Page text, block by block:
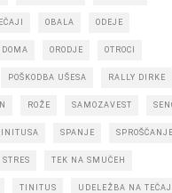
OBALA ODEJE
DOMA ORODJE OTROCI
POŠKODBA UŠESA RALLY DIRKE
ROŽE SAMOZAVEST
SPANJE SPROŠČANJE
STRES TEK NA SMUČEH
TINITUS UDELEŽBA NA